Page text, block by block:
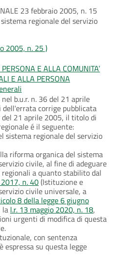
23 febbraio 2005, n. 15
regionale del servizio
2005, n. 25 )
E ALLA COMUNITA’
E ALLA PERSONA
b.u.r. n. 36 del 21 aprile
dell'errata corrige pubblicata
del 21 aprile 2005, il titolo di
é il seguente:
sistema regionale del servizio
riforma organica del sistema
civile, al fine di adeguare
regionali a quanto stabilito dal
n. 40(Istituzione e
civile universale, a
8 della legge 6 giugno
la l.r. 13 maggio 2020, n. 18,
urgenti di modifica di questa
con sentenza
su questa legge